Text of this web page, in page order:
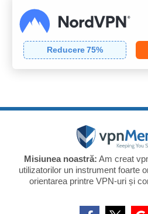
Reducere75%
Misiunea noastră: Am creat
utilizatorilor un instrument foarte
orientarea printre VPN-uri și